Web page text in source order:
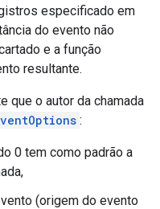
especificado em
do evento não
e a função
resultante.
que o autor da chamada
:
0 tem como padrão a
(origem do evento